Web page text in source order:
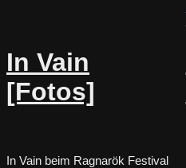
In Vain
[Fotos]
In Vain beim Ragnarök Festival